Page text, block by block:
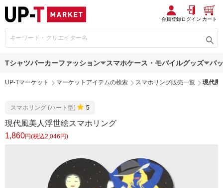
会員登録ログイン カート
Tシャツパーカーファッション スマホケース・モバイルグッズ バ
UP-Tマーケット マーケットアイテムの検索 スマホリング販売一覧 現代風
スマホリング (ハート型) 5
現代風美人浮世絵スマホリング
1,860円(税込2,046円)